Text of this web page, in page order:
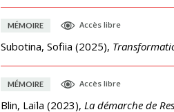
MÉMOIRE Accès libre
Subotina, Sofiia (2025),
MÉMOIRE Accès libre
Blin, Laïla (2023), La démarche de